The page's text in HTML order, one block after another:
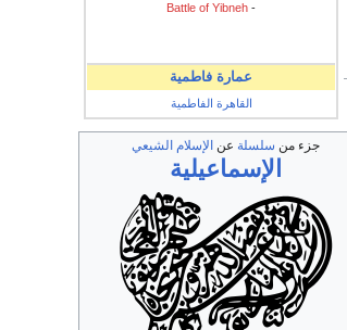
-
Battle of Yibneh
عمارة فاطمية
القاهرة الفاطمية
جزء من سلسلة عن الإسلام الشيعي
الإسماعيلية